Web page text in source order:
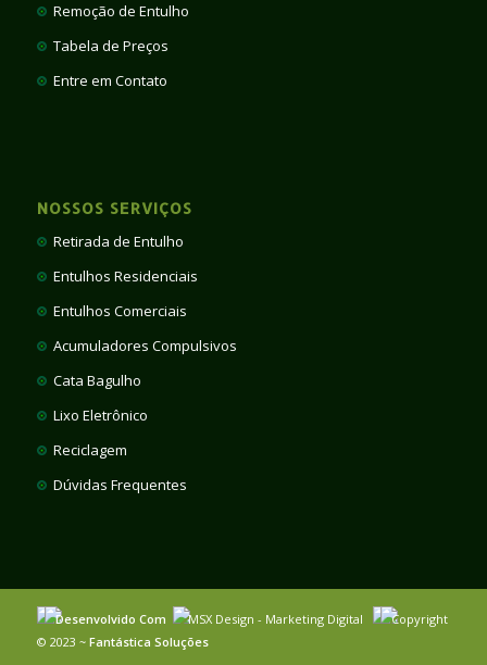
Remoção de Entulho
Tabela de Preços
Entre em Contato
NOSSOS SERVIÇOS
Retirada de Entulho
Entulhos Residenciais
Entulhos Comerciais
Acumuladores Compulsivos
Cata Bagulho
Lixo Eletrônico
Reciclagem
Dúvidas Frequentes
Desenvolvido Com MSX Design - Marketing Digital
Copyright
© 2023 ~ Fantástica Soluções